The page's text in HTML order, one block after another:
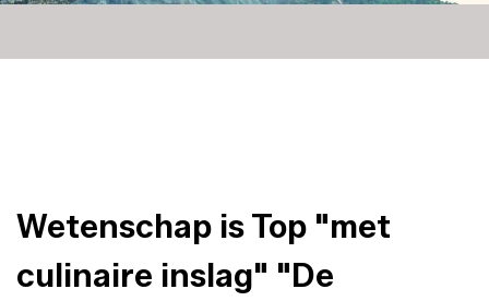
Wetenschap is Top "met
culinaire inslag" "De